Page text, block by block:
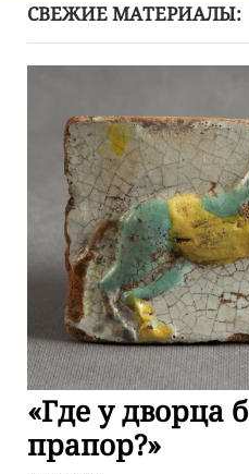
СВЕЖИЕ МАТЕРИАЛЫ:
«Где у дворца
прапор?»